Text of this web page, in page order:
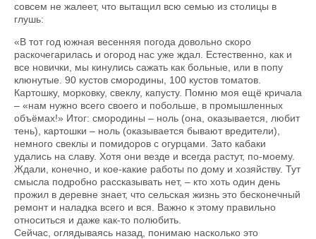
совсем не жалеет, что вытащил всю семью из столицы в
глушь:
«В тот год южная весенняя погода довольно скоро
раскочегарилась и огород нас уже ждал. Естественно, как и
все новички, мы кинулись сажать как больные, или в попу
клюнутые. 90 кустов смородины, 100 кустов томатов.
Картошку, морковку, свеклу, капусту. Помню моя ещё кричала
– «нам нужно всего своего и побольше, в промышленных
объёмах!» Итог: смородины – ноль (она, оказывается, любит
тень), картошки – ноль (оказывается бывают вредители),
немного свеклы и помидоров с огурцами. Зато кабаки
удались на славу. Хотя они везде и всегда растут, по-моему.
Ждали, конечно, и кое-какие работы по дому и хозяйству. Тут
смысла подробно рассказывать нет, – кто хоть один день
прожил в деревне знает, что сельская жизнь это бесконечный
ремонт и наладка всего и вся. Важно к этому правильно
относиться и даже как-то полюбить.
Сейчас, оглядываясь назад, понимаю насколько это